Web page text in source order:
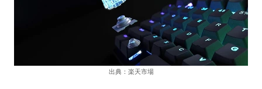
出典：楽天市場